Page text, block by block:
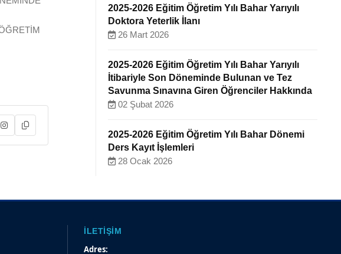
2025-2026 Eğitim Öğretim Yılı Bahar Yarıyılı
Doktora Yeterlik İlanı
26 Mart 2026
2025-2026 Eğitim Öğretim Yılı Bahar Yarıyılı
İtibariyle Son Döneminde Bulunan ve Tez
Savunma Sınavına Giren Öğrenciler Hakkında
02 Şubat 2026
2025-2026 Eğitim Öğretim Yılı Bahar Dönemi
Ders Kayıt İşlemleri
28 Ocak 2026
İLETIŞIM
Adres: